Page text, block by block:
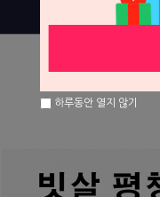
하루동안 열지 않기